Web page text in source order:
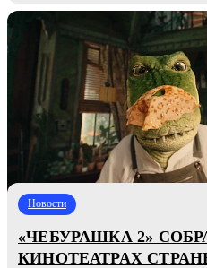
Новости
«ЧЕБУРАШКА 2»
КИНОТЕАТРАХ